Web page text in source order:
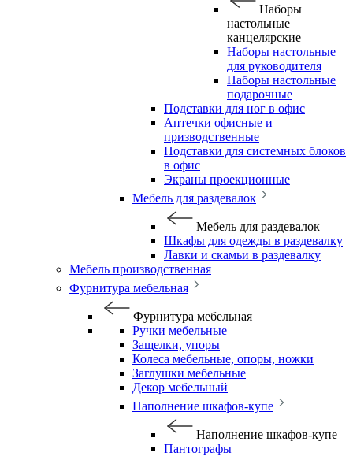
Наборы
настольные
канцелярские
Наборы настольные
для руководителя
Наборы настольные
подарочные
Подставки для ног в офис
Аптечки офисные и
призводственные
Подставки для системных блоков
в офис
Экраны проекционные
Мебель для раздевалок
Мебель для раздевалок
Шкафы для одежды в раздевалку
Лавки и скамьи в раздевалку
Мебель производственная
Фурнитура мебельная
Фурнитура мебельная
Ручки мебельные
Защелки, упоры
Колеса мебельные, опоры, ножки
Заглушки мебельные
Декор мебельный
Наполнение шкафов-купе
Наполнение шкафов-купе
Пантографы